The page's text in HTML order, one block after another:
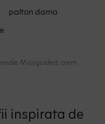
palton dama
Missguided, crem
inspirata de